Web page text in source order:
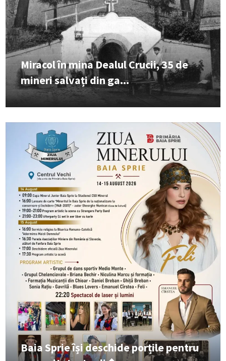
Miracol în mina Dealul Crucii, 35 de
mineri salvați din ga...
Baia Sprie își deschide porțile pentru